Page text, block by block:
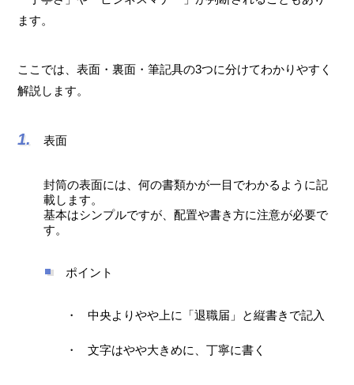
ます。
ここでは、表面・裏面・筆記具の3つに分けてわかりやすく
解説します。
表面
封筒の表面には、何の書類かが一目でわかるように記
載します。
基本はシンプルですが、配置や書き方に注意が必要で
す。
ポイント
中央よりやや上に「退職届」と縦書きで記入
文字はやや大きめに、丁寧に書く